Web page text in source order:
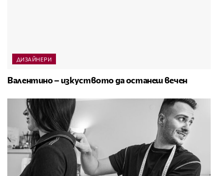
ДИЗАЙНЕРИ
Валентино – изкуството да останеш вечен